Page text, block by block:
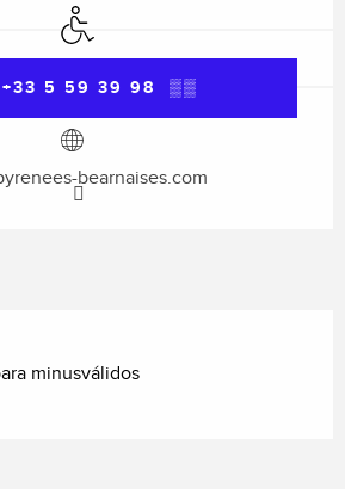
Acceso para minusválidos
+33 5 59 39 98 ▒▒
bearnaises.com
minusválidos